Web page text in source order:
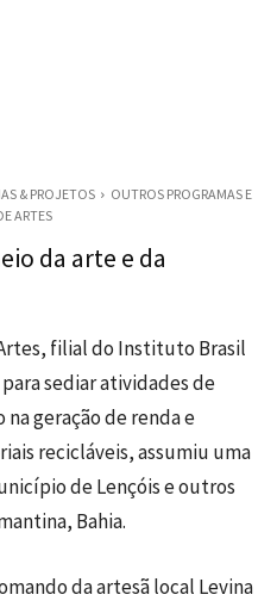
& PROJETOS
OUTROS PROGRAMAS E
ARTES
da arte e da
filial do Instituto Brasil
sediar atividades de
geração de renda e
recicláveis, assumiu uma
de Lençóis e outros
Bahia.
da artesã local Levina